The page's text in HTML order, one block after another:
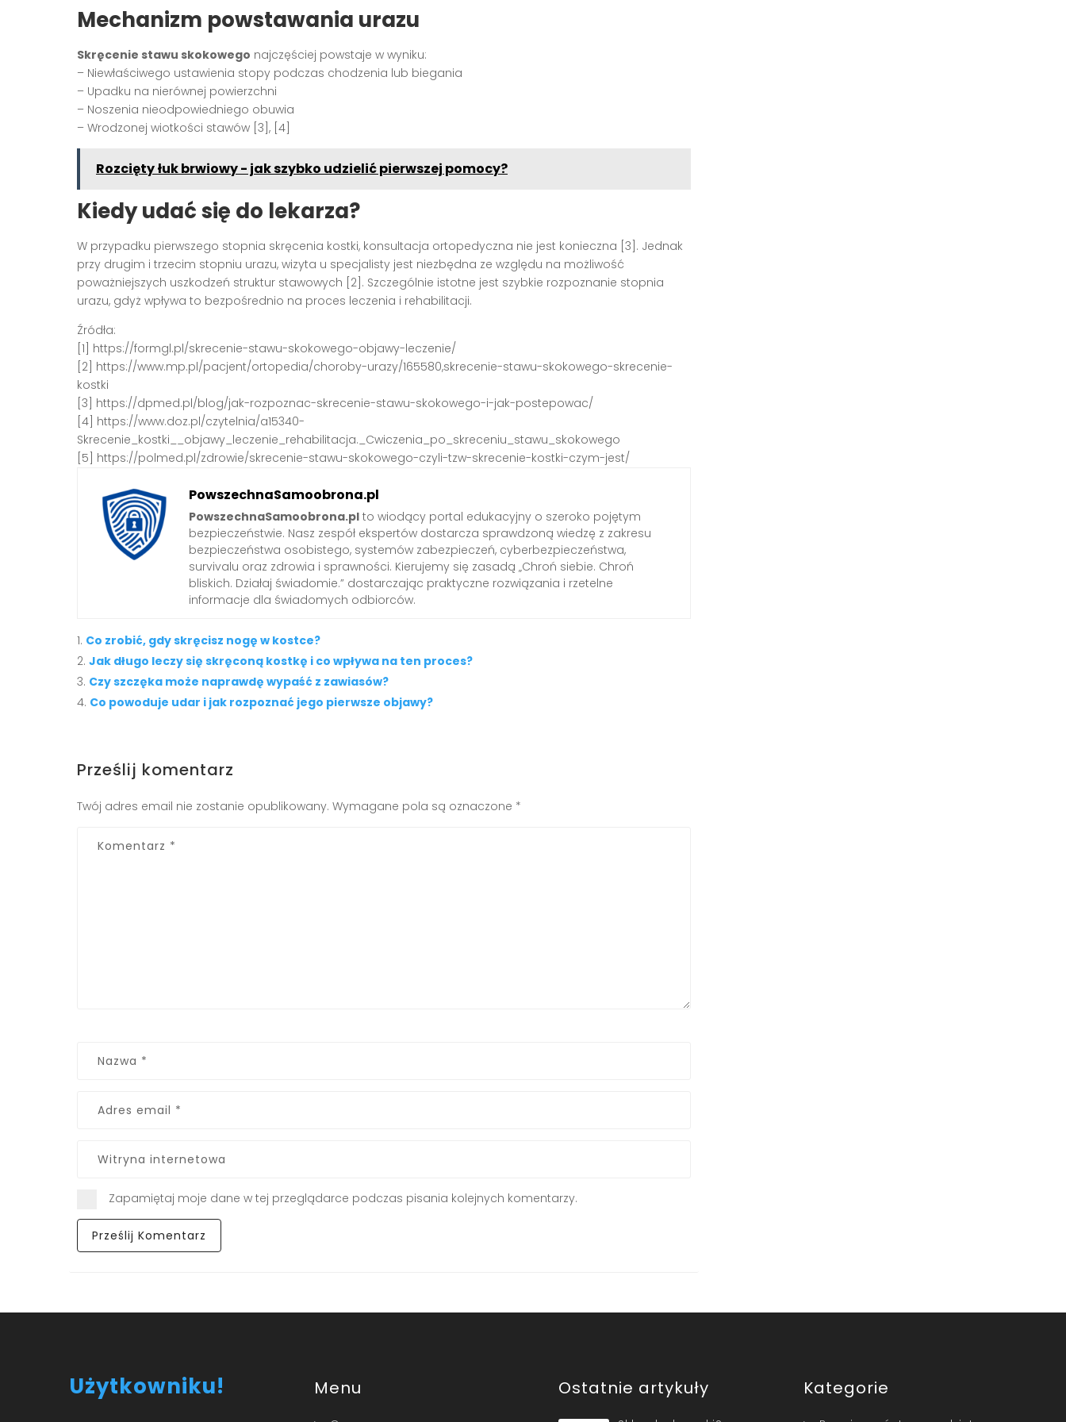
Mechanizm powstawania urazu
Skręcenie stawu skokowego najczęściej powstaje w wyniku:
– Niewłaściwego ustawienia stopy podczas chodzenia lub biegania
– Upadku na nierównej powierzchni
– Noszenia nieodpowiedniego obuwia
– Wrodzonej wiotkości stawów [3], [4]
Rozcięty łuk brwiowy - jak szybko udzielić pierwszej pomocy?
Kiedy udać się do lekarza?
W przypadku pierwszego stopnia skręcenia kostki, konsultacja ortopedyczna nie jest konieczna [3]. Jednak
przy drugim i trzecim stopniu urazu, wizyta u specjalisty jest niezbędna ze względu na możliwość
poważniejszych uszkodzeń struktur stawowych [2]. Szczególnie istotne jest szybkie rozpoznanie stopnia
urazu, gdyż wpływa to bezpośrednio na proces leczenia i rehabilitacji.
Źródła:
[1] https://formgl.pl/skrecenie-stawu-skokowego-objawy-leczenie/
[2] https://www.mp.pl/pacjent/ortopedia/choroby-urazy/165580,skrecenie-stawu-skokowego-skrecenie-
kostki
[3] https://dpmed.pl/blog/jak-rozpoznac-skrecenie-stawu-skokowego-i-jak-postepowac/
[4] https://www.doz.pl/czytelnia/a15340-
Skrecenie_kostki__objawy_leczenie_rehabilitacja._Cwiczenia_po_skreceniu_stawu_skokowego
[5] https://polmed.pl/zdrowie/skrecenie-stawu-skokowego-czyli-tzw-skrecenie-kostki-czym-jest/
PowszechnaSamoobrona.pl
PowszechnaSamoobrona.pl to wiodący portal edukacyjny o szeroko pojętym
bezpieczeństwie. Nasz zespół ekspertów dostarcza sprawdzoną wiedzę z zakresu
bezpieczeństwa osobistego, systemów zabezpieczeń, cyberbezpieczeństwa,
survivalu oraz zdrowia i sprawności. Kierujemy się zasadą „Chroń siebie. Chroń
bliskich. Działaj świadomie.” dostarczając praktyczne rozwiązania i rzetelne
informacje dla świadomych odbiorców.
Co zrobić, gdy skręcisz nogę w kostce?
Jak długo leczy się skręconą kostkę i co wpływa na ten proces?
Czy szczęka może naprawdę wypaść z zawiasów?
Co powoduje udar i jak rozpoznać jego pierwsze objawy?
Prześlij komentarz
Twój adres email nie zostanie opublikowany. Wymagane pola są oznaczone *
Zapamiętaj moje dane w tej przeglądarce podczas pisania kolejnych komentarzy.
Użytkowniku! Menu Ostatnie artykuły Kategorie